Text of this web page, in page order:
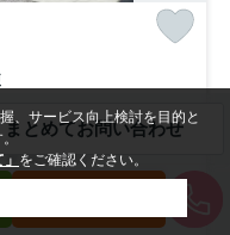
徒歩62分
まとめてお問い合わせ
、サービス向上検討を目的と
。
をご確認ください。